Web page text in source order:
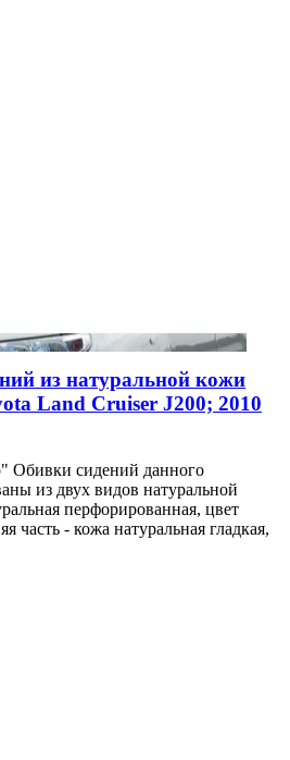
из натуральной кожи
Land Cruiser J200; 2010
Обивки сидений данного
из двух видов натуральной
перфорированная, цвет
часть - кожа натуральная гладкая,